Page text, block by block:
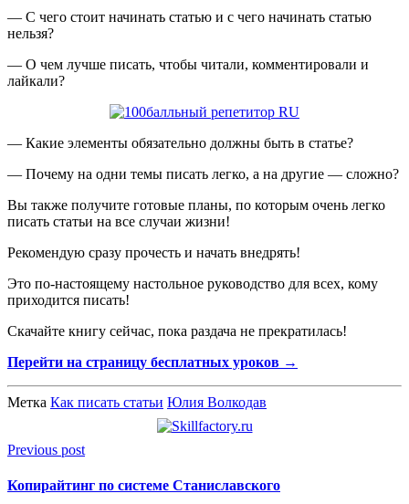
— С чего стоит начинать статью и с чего начинать статью
нельзя?
— О чем лучше писать, чтобы читали, комментировали и
лайкали?
— Какие элементы обязательно должны быть в статье?
— Почему на одни темы писать легко, а на другие — сложно?
Вы также получите готовые планы, по которым очень легко
писать статьи на все случаи жизни!
Рекомендую сразу прочесть и начать внедрять!
Это по-настоящему настольное руководство для всех, кому
приходится писать!
Скачайте книгу сейчас, пока раздача не прекратилась!
Перейти на страницу бесплатных уроков →
Метка Как писать статьи Юлия Волкодав
Previous post
Копирайтинг по системе Станиславского